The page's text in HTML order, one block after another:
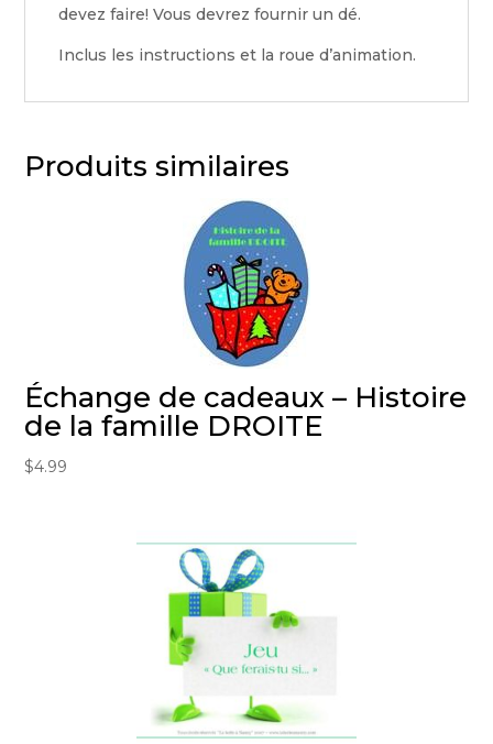
devez faire! Vous devrez fournir un dé.
Inclus les instructions et la roue d’animation.
Produits similaires
Échange de cadeaux – Histoire
de la famille DROITE
$4.99